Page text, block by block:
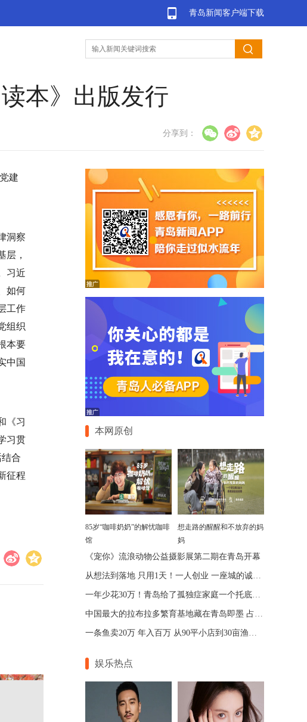
青岛新闻客户端下载
本》出版发行
分享到：
建
洞察
层，
习近
如何
工作
组织
本要
中国
《习
习贯
合
征程
本网原创
85岁“咖啡奶奶”的解忧咖啡
馆
想走路的醒醒和不放弃的妈
妈
《宠你》流浪动物公益摄影展第二期在青岛开幕
从想法到落地 只用1天！一人创业 一座城的诚意 青岛让“一人公司”跑出加速度
一年少花30万！青岛给了孤独症家庭一个托底的答案
中国最大的拉布拉多繁育基地藏在青岛即墨 占地75亩年入七位数
一条鱼卖20万 年入百万 从90平小店到30亩渔场 青岛“锦鲤大王”带动乡邻增收
娱乐热点